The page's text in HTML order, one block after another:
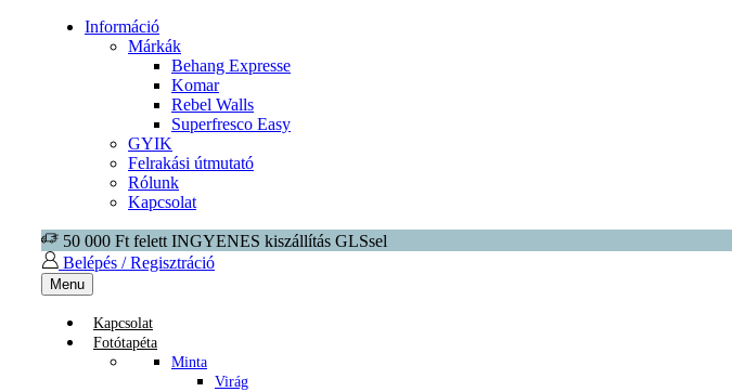
Információ
Márkák
Behang Expresse
Komar
Rebel Walls
Superfresco Easy
GYIK
Felrakási útmutató
Rólunk
Kapcsolat
50 000 Ft felett INGYENES kiszállítás GLSsel
Belépés / Regisztráció
Menu
Kapcsolat
Fotótapéta
Minta
Virág